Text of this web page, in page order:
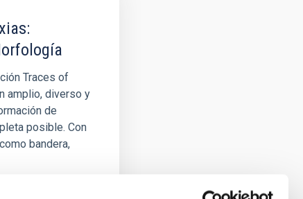
Traces of
amplio, diverso y
de
posible. Con
bandera,